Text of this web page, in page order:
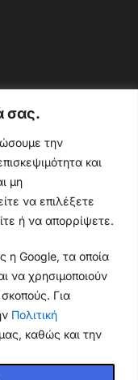
σας.
την
και
μη
να επιλέξετε
ή να απορρίψετε.
η Google, τα οποία
να χρησιμοποιούν
Για
Πολιτική
μας, καθώς και την